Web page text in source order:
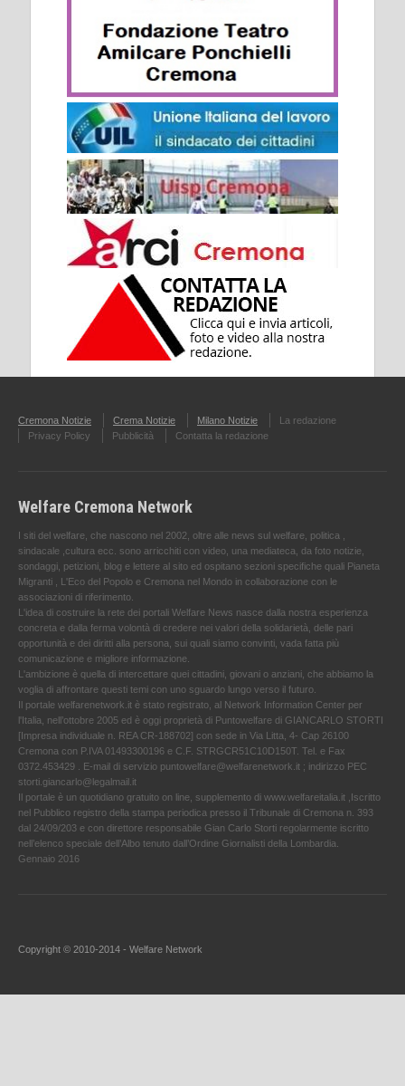
Cremona Notizie Crema Notizie Milano Notizie
La redazione
Privacy Policy
Pubblicità Contatta la redazione
Welfare Cremona Network
I siti del welfare, che nascono nel 2002, oltre alle news sul welfare, politica ,
sindacale ,cultura ecc. sono arricchiti con video, una mediateca, da foto notizie,
sondaggi, petizioni, blog e lettere al sito ed ospitano sezioni specifiche quali Pianeta
Migranti , L'Eco del Popolo e Cremona nel Mondo in collaborazione con le
associazioni di riferimento.
L'idea di costruire la rete dei portali Welfare News nasce dalla nostra esperienza
concreta e dalla ferma volontà di credere nei valori della solidarietà, delle pari
opportunità e dei diritti alla persona, sui quali siamo convinti, vada fatta più
comunicazione e migliore informazione.
L'ambizione è quella di intercettare quei cittadini, giovani o anziani, che abbiamo la
voglia di affrontare questi temi con uno sguardo lungo verso il futuro.
Il portale welfarenetwork.it è stato registrato, al Network Information Center per
l'Italia, nell’ottobre 2005 ed è oggi proprietà di Puntowelfare di GIANCARLO STORTI
[Impresa individuale n. REA CR-188702] con sede in Via Litta, 4- Cap 26100
Cremona con P.IVA 01493300196 e C.F. STRGCR51C10D150T. Tel. e Fax
0372.453429 . E-mail di servizio puntowelfare@welfarenetwork.it ; indirizzo PEC
storti.giancarlo@legalmail.it
Il portale è un quotidiano gratuito on line, supplemento di www.welfareitalia.it ,Iscritto
nel Pubblico registro della stampa periodica presso il Tribunale di Cremona n. 393
dal 24/09/203 e con direttore responsabile Gian Carlo Storti regolarmente iscritto
nell’elenco speciale dell’Albo tenuto dall’Ordine Giornalisti della Lombardia.
Gennaio 2016
Copyright © 2010-2014 - Welfare Network